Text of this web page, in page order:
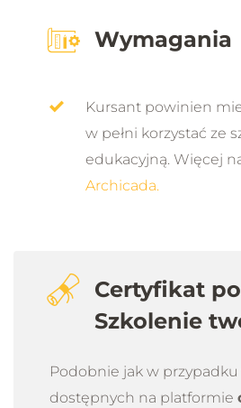
Wymagania
Kursant powinien
w pełni korzystać ze
edukacyjną. Więcej
Archicada.
Certyfikat
Szkolenie
Podobnie jak w
dostępnych na platformie